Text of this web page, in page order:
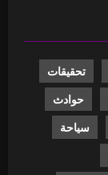
تحقيقات
حوادث
سياحة